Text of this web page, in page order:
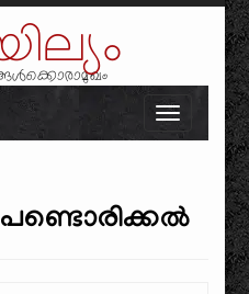
Toggle
പണ്ടൊരിക്കൽ